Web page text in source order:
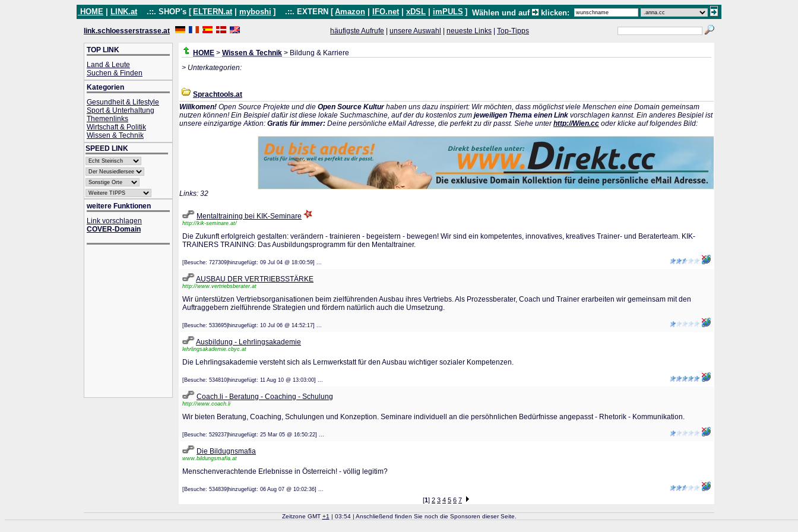
HOME LINK.at .::. SHOP's [ ELTERN.at myboshi ] .::. EXTERN [ Amazon IFO.net xDSL imPULS ] Wählen und auf klicken:
link.schloesserstrasse.at häufigste Aufrufe unsere Auswahl neueste Links Top-Tipps
TOP LINK
Land & Leute
Suchen & Finden
Kategorien
Gesundheit & Lifestyle
Sport & Unterhaltung
Themenlinks
Wirtschaft & Politik
Wissen & Technik
SPEED LINK
weitere Funktionen
Link vorschlagen
COVER-Domain
HOME > Wissen & Technik > Bildung & Karriere
> Unterkategorien:
Sprachtools.at
Willkomen! Open Source Projekte und die Open Source Kulturhaben uns dazu inspiriert: Wir möchten, dass möglichst viele Menschen eine Domain gemeinsam
nutzen können! Ein Beispiel dafür ist diese lokale Suchmaschine, auf der du kostenlos zum jeweiligen Thema einen Link vorschlagen kannst. Ein anderes Besipiel ist
unsere einzigartige Aktion: Gratis für immer: Deine persönliche eMail Adresse, die perfekt zu dir passt. Siehe unterhttp://Wien.cc oder klicke auf folgendes Bild:
Links: 32
Mentaltraining bei KIK-Seminare
http://kik-seminare.at/
Die Zukunft erfolgreich gestalten: verändern - trainieren - begeistern - bewegen! Wir sind ein kompetentes, innovatives, kreatives Trainer- und Beraterteam. KIK-
TRAINERS TRAINING: Das Ausbildungsprogramm für den Mentaltrainer.
[Besuche: 727309|hinzugefügt: 09 Jul 04 @ 18:00:59] ...
AUSBAU DER VERTRIEBSSTÄRKE
http://www.vertriebsberater.at
Wir ünterstützen Vertriebsorganisationen beim zielführenden Ausbau ihres Vertriebs. Als Prozessberater, Coach und Trainer erarbeiten wir gemeinsam mit den
Auftraggebern zielführende Strategien und fördern natürlich auch die Umsetzung.
[Besuche: 533695|hinzugefügt: 10 Jul 06 @ 14:52:17] ...
Ausbildung - Lehrlingsakademie
lehrlingsakademie.cbyc.at
Die Lehrlingsakademie versteht sich als Lernwerkstatt für den Ausbau wichtiger sozialer Kompetenzen.
[Besuche: 534810|hinzugefügt: 11 Aug 10 @ 13:03:00] ...
Coach.li - Beratung - Coaching - Schulung
http://www.coach.li
Wir bieten Beratung, Coaching, Schulungen und Konzeption. Seminare individuell an die persöhnlichen Bedürfnisse angepasst - Rhetorik - Kommunikation.
[Besuche: 529237|hinzugefügt: 25 Mar 05 @ 16:50:22] ...
Die Bildugnsmafia
www.bildungsmafia.at
Menschenverachtende Erlebnisse in Österreich! - völlig legitim?
[Besuche: 534839|hinzugefügt: 06 Aug 07 @ 10:02:36] ...
[1] 2 3 4 5 6 7
Zeitzone GMT +1 | 03:54 | Anschließend finden Sie noch die Sponsoren dieser Seite.